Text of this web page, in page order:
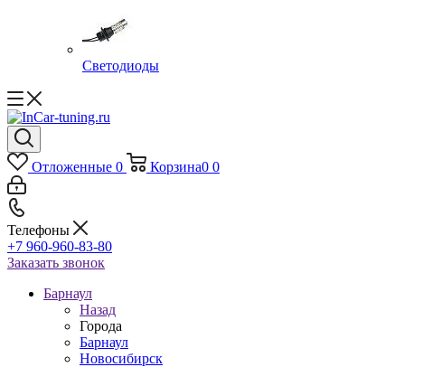
Светодиоды
Отложенные 0 Корзина0 0
Телефоны
+7 960-960-83-80
Заказать звонок
Барнаул
Назад
Города
Барнаул
Новосибирск